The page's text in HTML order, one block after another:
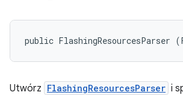
public FlashingResourcesParser
Utwórz FlashingResourcesParser i